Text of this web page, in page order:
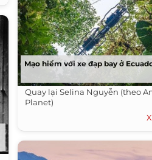
Mạo hiểm với xe đạp bay ở
Quay lại Selina Nguyễn (theo
Planet)